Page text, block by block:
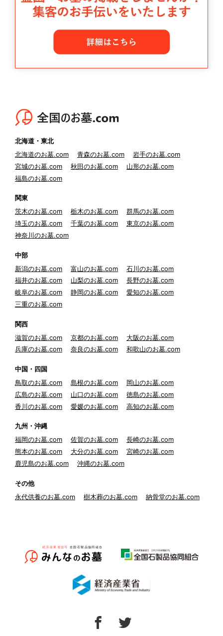
北海道・東北
北海道のお墓.com
青森のお墓.com
岩手のお墓.com
宮城のお墓.com
秋田のお墓.com
山形のお墓.com
福島のお墓.com
関東
茨木のお墓.com
栃木のお墓.com
群馬のお墓.com
埼玉のお墓.com
千葉のお墓.com
東京のお墓.com
神奈川のお墓.com
中部
新潟のお墓.com
富山のお墓.com
石川のお墓.com
福井のお墓.com
山梨のお墓.com
長野のお墓.com
岐阜のお墓.com
静岡のお墓.com
愛知のお墓.com
三重のお墓.com
関西
滋賀のお墓.com
京都のお墓.com
大阪のお墓.com
兵庫のお墓.com
奈良のお墓.com 和歌山のお墓.com
中国・四国
鳥取のお墓.com
島根のお墓.com
岡山のお墓.com
広島のお墓.com
山口のお墓.com
徳島のお墓.com
香川のお墓.com
愛媛のお墓.com 高知のお墓.com
九州・沖縄
福岡のお墓.com
佐賀のお墓.com
長崎のお墓.com
熊本のお墓.com
大分のお墓.com
宮崎のお墓.com
鹿児島のお墓.com
沖縄のお墓.com
その他
永代供養のお墓.com
樹木葬のお墓.com 納骨堂のお墓.com